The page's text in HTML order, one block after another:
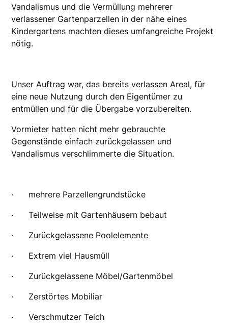
Vandalismus und die Vermüllung mehrerer
verlassener Gartenparzellen in der nähe eines
Kindergartens machten dieses umfangreiche Projekt
nötig.
Unser Auftrag war, das bereits verlassen Areal, für
eine neue Nutzung durch den Eigentümer zu
entmüllen und für die Übergabe vorzubereiten.
Vormieter hatten nicht mehr gebrauchte
Gegenstände einfach zurückgelassen und
Vandalismus verschlimmerte die Situation.
· mehrere Parzellengrundstücke
· Teilweise mit Gartenhäusern bebaut
· Zurückgelassene Poolelemente
· Extrem viel Hausmüll
· Zurückgelassene Möbel/Gartenmöbel
· Zerstörtes Mobiliar
· Verschmutzer Teich